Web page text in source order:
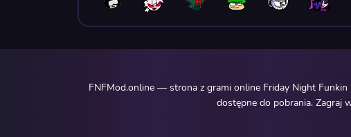
FNFMod.online — strona z grami online Friday Night
dostępne do pobrania. Zagraj